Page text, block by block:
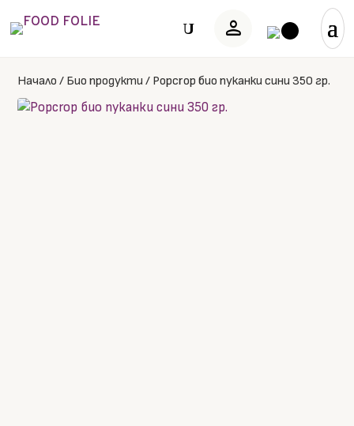
person
U
Начало / Био продукти / Popcrop био пуканки сини 350 гр.